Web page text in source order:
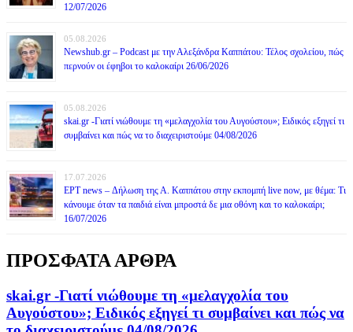
12/07/2026
05.08.2026
Newshub.gr – Podcast με την Αλεξάνδρα Καππάτου: Τέλος σχολείου, πώς
περνούν οι έφηβοι το καλοκαίρι 26/06/2026
05.08.2026
skai.gr -Γιατί νιώθουμε τη «μελαγχολία του Αυγούστου»; Ειδικός εξηγεί τι
συμβαίνει και πώς να το διαχειριστούμε 04/08/2026
17.07.2026
ΕΡΤ news – Δήλωση της Α. Καππάτου στην εκπομπή live now, με θέμα: Τι
κάνουμε όταν τα παιδιά είναι μπροστά δε μια οθόνη και το καλοκαίρι;
16/07/2026
ΠΡΟΣΦΑΤΑ ΑΡΘΡΑ
skai.gr -Γιατί νιώθουμε τη «μελαγχολία του
Αυγούστου»; Ειδικός εξηγεί τι συμβαίνει και πώς να